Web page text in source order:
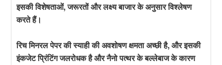
इसकी विशेषताओं, जरूरतों और लक्ष्य बाजार के अनुसार विश्लेषण
करते हैं।
रिच मिनरल पेपर की स्याही की अवशोषण क्षमता अच्छी है, और इसकी
इंकजेट प्रिंटिंग जलरोधक है और नैनो पत्थर के बल्लेबाज के कारण